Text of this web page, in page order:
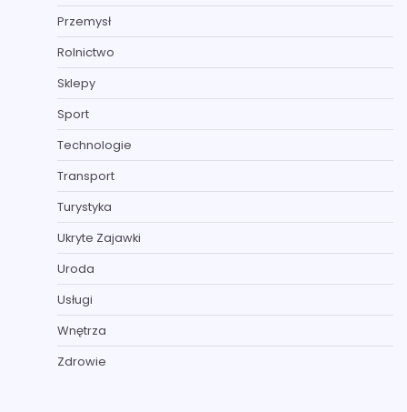
Przemysł
Rolnictwo
Sklepy
Sport
Technologie
Transport
Turystyka
Ukryte Zajawki
Uroda
Usługi
Wnętrza
Zdrowie